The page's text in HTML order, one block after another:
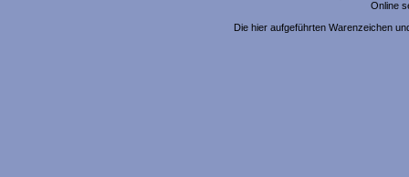
Online
Die hier aufgeführten Warenzeichen